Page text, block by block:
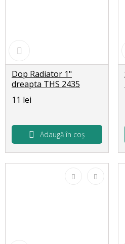
Dop Radiator 1"
dreapta THS 2435
11 lei
Adaugă în coș